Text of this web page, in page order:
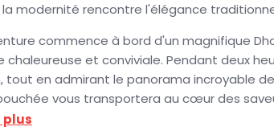
la modernité rencontre l'élégance
commence à bord d'un magnifique
chaleureuse et conviviale. Pendant deux
tout en admirant le panorama incroyable
vous transportera au cœur des
mesure que vous naviguez, laissez-vous
plus